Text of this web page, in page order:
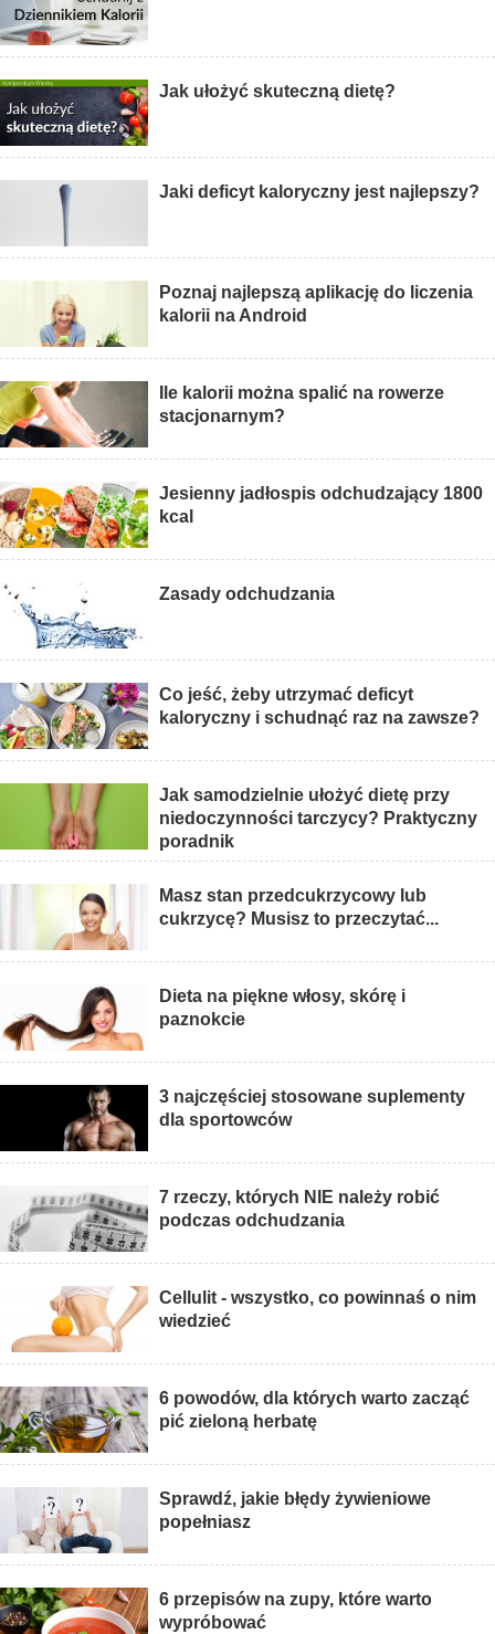
Jak ułożyć skuteczną dietę?
Jaki deficyt kaloryczny jest najlepszy?
Poznaj najlepszą aplikację do liczenia
kalorii na Android
Ile kalorii można spalić na rowerze
stacjonarnym?
Jesienny jadłospis odchudzający 1800
kcal
Zasady odchudzania
Co jeść, żeby utrzymać deficyt
kaloryczny i schudnąć raz na zawsze?
Jak samodzielnie ułożyć dietę przy
niedoczynności tarczycy? Praktyczny
poradnik
Masz stan przedcukrzycowy lub
cukrzycę? Musisz to przeczytać...
Dieta na piękne włosy, skórę i
paznokcie
3 najczęściej stosowane suplementy
dla sportowców
7 rzeczy, których NIE należy robić
podczas odchudzania
Cellulit - wszystko, co powinnaś o nim
wiedzieć
6 powodów, dla których warto zacząć
pić zieloną herbatę
Sprawdź, jakie błędy żywieniowe
popełniasz
6 przepisów na zupy, które warto
wypróbować